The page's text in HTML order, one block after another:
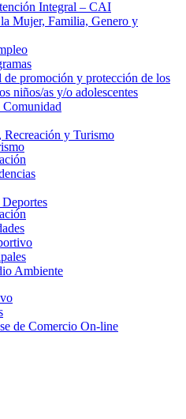
Integral – CAI
Mujer, Familia, Genero y
de promoción y protección de los
niños/as y/o adolescentes
Comunidad
y Turismo
Ambiente
de Comercio On-line